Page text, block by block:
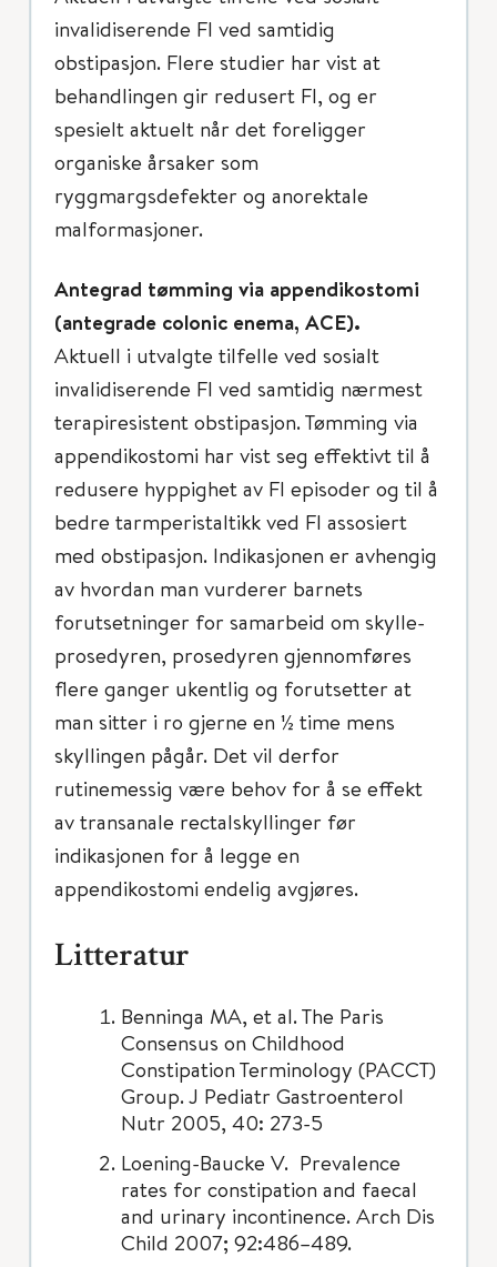
invalidiserende FI ved samtidig
obstipasjon. Flere studier har vist at
behandlingen gir redusert FI, og er
spesielt aktuelt når det foreligger
organiske årsaker som
ryggmargsdefekter og anorektale
malformasjoner.
Antegrad tømming via appendikostomi
(antegrade colonic enema, ACE).
Aktuell i utvalgte tilfelle ved sosialt
invalidiserende FI ved samtidig nærmest
terapiresistent obstipasjon. Tømming via
appendikostomi har vist seg effektivt til å
redusere hyppighet av FI episoder og til å
bedre tarmperistaltikk ved FI assosiert
med obstipasjon. Indikasjonen er avhengig
av hvordan man vurderer barnets
forutsetninger for samarbeid om skylle-
prosedyren, prosedyren gjennomføres
flere ganger ukentlig og forutsetter at
man sitter i ro gjerne en ½ time mens
skyllingen pågår. Det vil derfor
rutinemessig være behov for å se effekt
av transanale rectalskyllinger før
indikasjonen for å legge en
appendikostomi endelig avgjøres.
Litteratur
Benninga MA, et al. The Paris
Consensus on Childhood
Constipation Terminology (PACCT)
Group. J Pediatr Gastroenterol
Nutr 2005, 40: 273-5
Loening-Baucke V. Prevalence
rates for constipation and faecal
and urinary incontinence. Arch Dis
Child 2007; 92:486–489.